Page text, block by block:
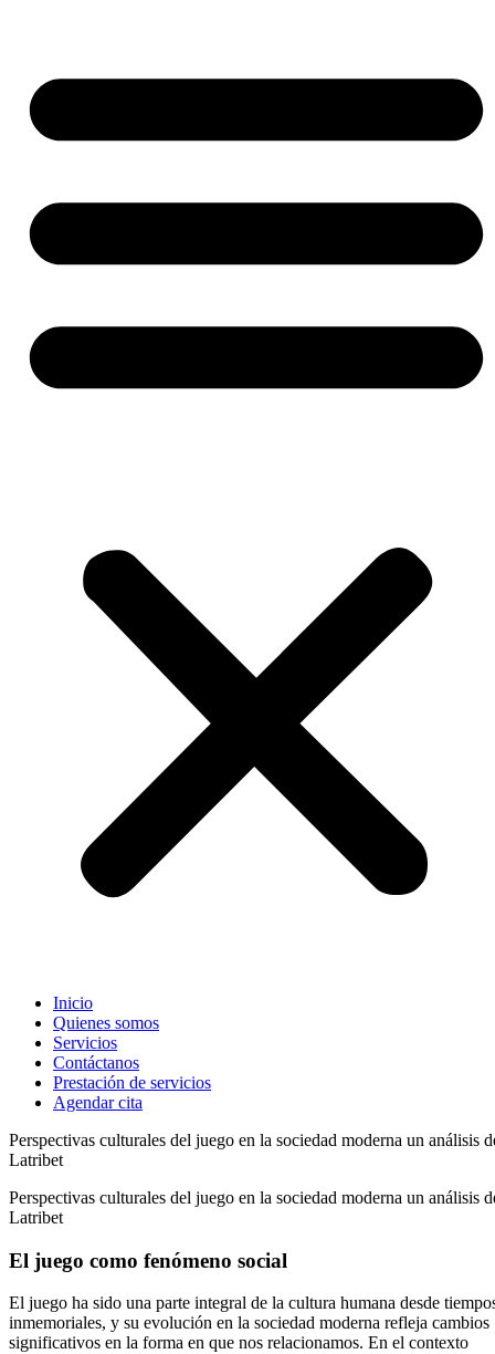
Inicio
Quienes somos
Servicios
Contáctanos
Prestación de servicios
Agendar cita
Perspectivas culturales del juego en la sociedad moderna un análisis
Latribet
Perspectivas culturales del juego en la sociedad moderna un análisis
Latribet
El juego como fenómeno social
El juego ha sido una parte integral de la cultura humana desde
inmemoriales, y su evolución en la sociedad moderna refleja cambios
significativos en la forma en que nos relacionamos. En el contexto